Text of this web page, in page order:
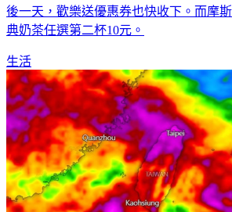
後一天，歡樂送優惠券也快收下。而摩
典奶茶任選第二杯10元。
生活